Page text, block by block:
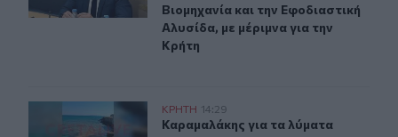
Βιομηχανία και την Εφοδιαστική
Αλυσίδα, με μέριμνα για την
Κρήτη
Καραμαλάκης για τα λύματα δίπλα στον Κούλε: «Το
ΚΡΗΤΗ 14:29
Καραμαλάκης για τα λύματα δίπλα
Καραμαλάκης για τα λύματα